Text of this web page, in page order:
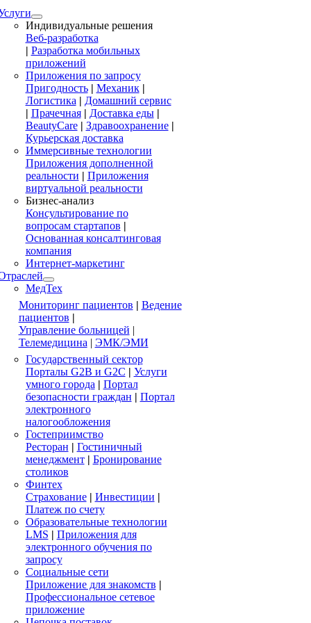
Индивидуальные решения
Веб-разработка
| Разработка мобильных
приложений
Приложения по запросу
Пригодность| Механик|
Логистика| Домашний сервис
| Прачечная | Доставка еды |
BeautyCare | Здравоохранение |
Курьерская доставка
Иммерсивные технологии
Приложения дополненной
реальности | Приложения
виртуальной реальности
Бизнес-анализ
Консультирование по
вопросам стартапов |
Основанная консалтинговая
компания
Интернет-маркетинг
МедТех
Мониторинг пациентов | Ведение
пациентов |
Управление больницей |
Телемедицина| ЭМК/ЭМИ
Государственный сектор
Порталы G2B и G2C | Услуги
умного города| Портал
безопасности граждан | Портал
электронного
налогообложения
Гостеприимство
Ресторан | Гостиничный
менеджмент| Бронирование
столиков
Финтех
Страхование| Инвестиции |
Платеж по счету
Образовательные технологии
LMS | Приложения для
электронного обучения по
запросу
Социальные сети
Приложение для знакомств |
Профессиональное сетевое
приложение